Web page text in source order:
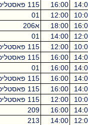
115 פאסטליכט מכסיקו 2
01 קיקואין
א206 מכסיקו
01 קיקואין
115 פאסטליכט מכסיקו 2
115 פאסטליכט מכסיקו 2
01 קיקואין
115 פאסטליכט מכסיקו 2
115 פאסטליכט מכסיקו 2
115 פאסטליכט מכסיקו 2
209 מכסיקו
213 מכסיקו